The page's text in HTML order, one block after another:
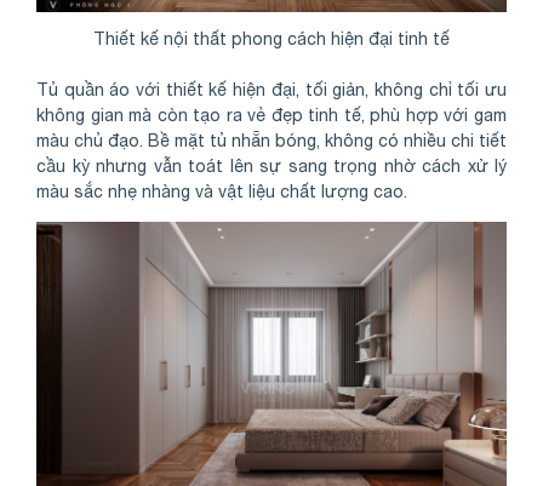
Thiết kế nội thất phong cách hiện đại tinh tế
Tủ quần áo với thiết kế hiện đại, tối giản, không chỉ tối ưu
không gian mà còn tạo ra vẻ đẹp tinh tế, phù hợp với gam
màu chủ đạo. Bề mặt tủ nhẵn bóng, không có nhiều chi tiết
cầu kỳ nhưng vẫn toát lên sự sang trọng nhờ cách xử lý
màu sắc nhẹ nhàng và vật liệu chất lượng cao.